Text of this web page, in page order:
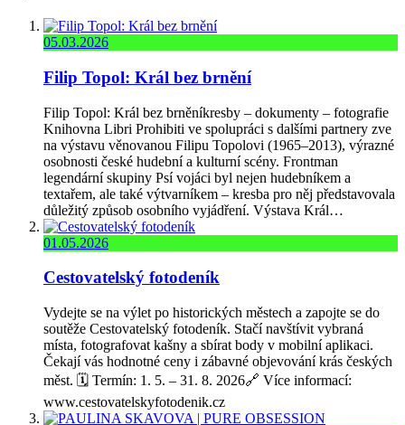
05.03.2026
Filip Topol: Král bez brnění
Filip Topol: Král bez brněníkresby – dokumenty – fotografie
Knihovna Libri Prohibiti ve spolupráci s dalšími partnery zve
na výstavu věnovanou Filipu Topolovi (1965–2013), výrazné
osobnosti české hudební a kulturní scény. Frontman
legendární skupiny Psí vojáci byl nejen hudebníkem a
textařem, ale také výtvarníkem – kresba pro něj představovala
důležitý způsob osobního vyjádření. Výstava Král…
01.05.2026
Cestovatelský fotodeník
Vydejte se na výlet po historických městech a zapojte se do
soutěže Cestovatelský fotodeník. Stačí navštívit vybraná
místa, fotografovat kašny a sbírat body v mobilní aplikaci.
Čekají vás hodnotné ceny i zábavné objevování krás českých
měst. 🗓️ Termín: 1. 5. – 31. 8. 2026🔗 Více informací:
www.cestovatelskyfotodenik.cz